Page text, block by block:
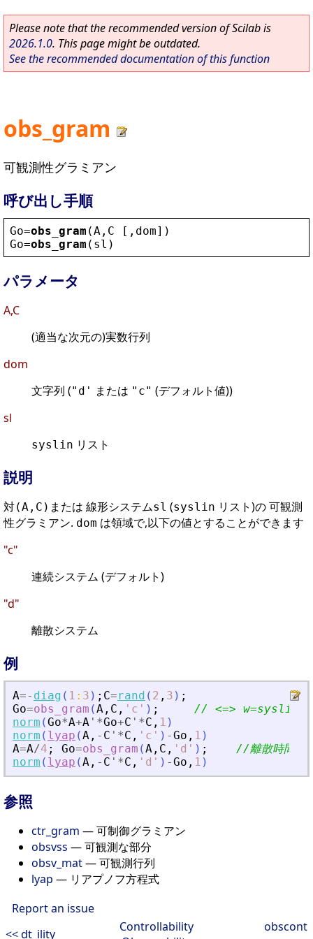
Please note that the recommended version of Scilab is
2026.1.0. This page might be outdated.
See the recommended documentation of this function
obs_gram
可観測性グラミアン
呼び出し手順
Go=obs_gram (A , C [, dom])
Go=obs_gram ( sl )
パラメータ
A,C
(適当な次元の)実数行列
dom
文字列 ("d' または "c" (デフォルト値))
sl
syslin リスト
説明
対(A,C) または 線形システムsl (syslin リスト)の 可観測
性グラミアン. dom は領域で,以下の値とすることができます
"c"
連続システム (デフォルト)
"d"
離散システム
例
A=- diag ( 1 : 3 ) ; C=rand ( 2 , 3 ) ;
Go=obs_gram (A , C , ' c ' ) ; // <=> w=syslin(
norm (Go*A+A ' *Go+C ' *C , 1 )
norm ( lyap (A , - C ' *C , ' c ' ) -Go , 1 )
A=A/4 ; Go=obs_gram (A , C , ' d ' ) ;
//離散時間の
norm ( lyap (A , - C ' *C , ' d ' ) -Go , 1 )
参照
ctr_gram — 可制御グラミアン
obsvss — 可観測な部分
obsv_mat— 可観測行列
lyap — リアプノフ方程式
Report an issue
<< dt_ility
Controllability
obscont